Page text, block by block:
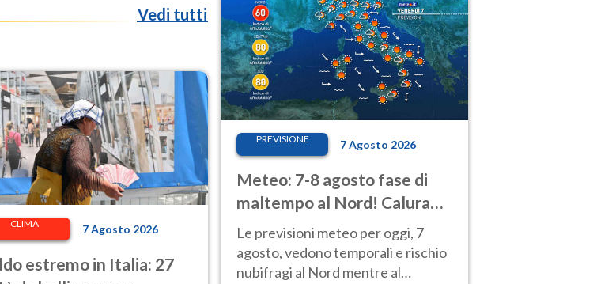
Vedi tutti
CLIMA 7 Agosto 2026
estremo in Italia: 27
PREVISIONE 7 Agosto 2026
Meteo: 7-8 agosto fase di
maltempo al Nord! Calura
fino a Ferragosto
Le previsioni meteo per oggi, 7
agosto, vedono temporali e rischio
nubifragi al Nord mentre al